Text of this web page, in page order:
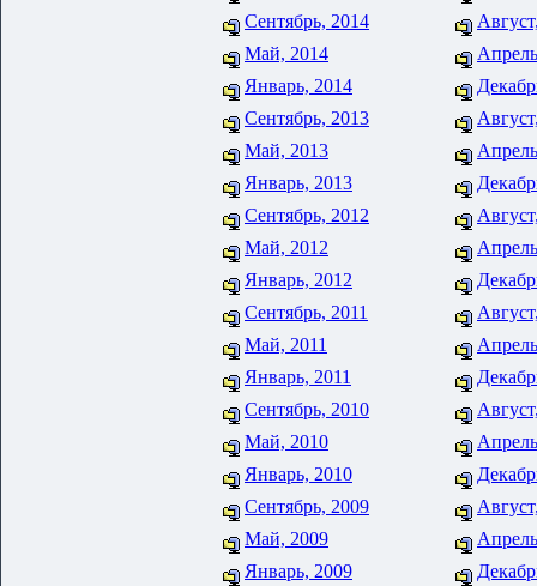
Сентябрь, 2014
Май, 2014
Январь, 2014
Сентябрь, 2013
Май, 2013
Январь, 2013
Сентябрь, 2012
Май, 2012
Январь, 2012
Сентябрь, 2011
Май, 2011
Январь, 2011
Сентябрь, 2010
Май, 2010
Январь, 2010
Сентябрь, 2009
Май, 2009
Январь, 2009